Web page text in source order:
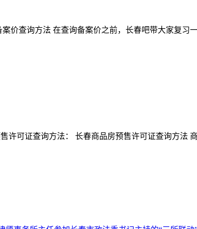
价查询方法 在查询备案价之前，长春吧带大家复习
可证查询方法： 长春商品房预售许可证查询方法